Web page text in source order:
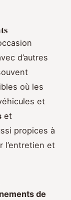
d’autres
où les
et
et
propices à
l’entretien et
de